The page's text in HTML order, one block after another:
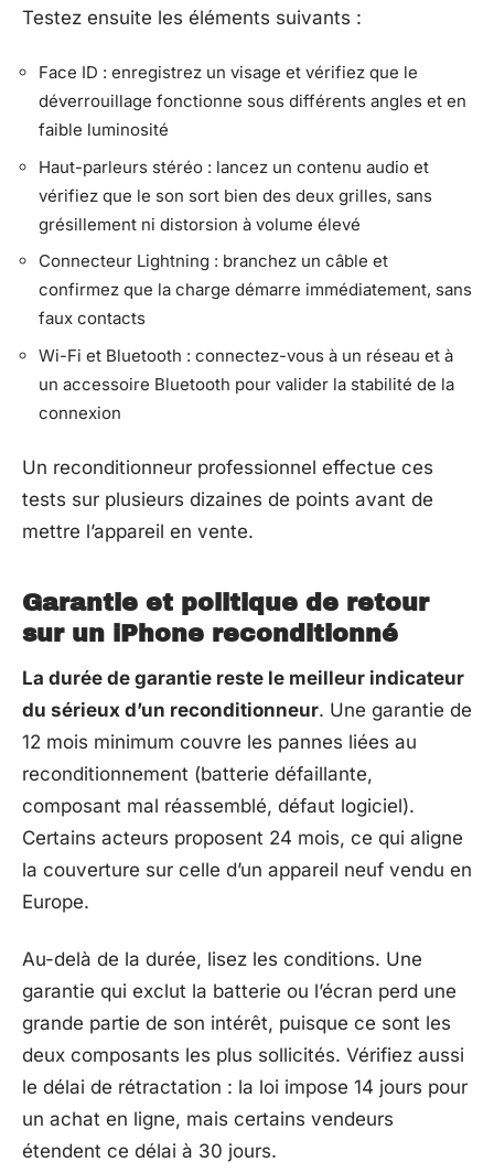
Testez ensuite les éléments suivants :
Face ID : enregistrez un visage et vérifiez que le
déverrouillage fonctionne sous différents angles et en
faible luminosité
Haut-parleurs stéréo : lancez un contenu audio et
vérifiez que le son sort bien des deux grilles, sans
grésillement ni distorsion à volume élevé
Connecteur Lightning : branchez un câble et
confirmez que la charge démarre immédiatement, sans
faux contacts
Wi-Fi et Bluetooth : connectez-vous à un réseau et à
un accessoire Bluetooth pour valider la stabilité de la
connexion
Un reconditionneur professionnel effectue ces
tests sur plusieurs dizaines de points avant de
mettre l’appareil en vente.
Garantie et politique de retour
sur un iPhone reconditionné
La durée de garantie reste le meilleur indicateur
du sérieux d’un reconditionneur. Une garantie de
12 mois minimum couvre les pannes liées au
reconditionnement (batterie défaillante,
composant mal réassemblé, défaut logiciel).
Certains acteurs proposent 24 mois, ce qui aligne
la couverture sur celle d’un appareil neuf vendu en
Europe.
Au-delà de la durée, lisez les conditions. Une
garantie qui exclut la batterie ou l’écran perd une
grande partie de son intérêt, puisque ce sont les
deux composants les plus sollicités. Vérifiez aussi
le délai de rétractation : la loi impose 14 jours pour
un achat en ligne, mais certains vendeurs
étendent ce délai à 30 jours.